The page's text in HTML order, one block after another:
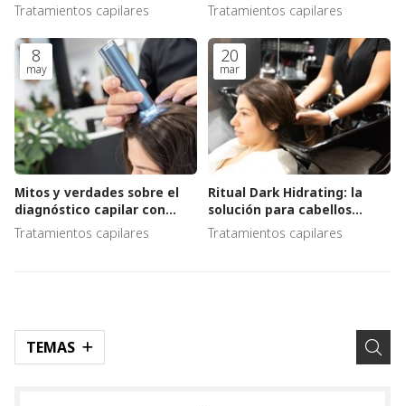
TEMAS
Tratamientos capilares Tratamientos capilares
8
may
Mitos y verdades sobre el
diagnóstico capilar con
microcámara
Tratamientos capilares
20
mar
Ritual Dark Hidrating: la
solución para cabellos
secos y con problemas de
psoriasis y caspa
Tratamientos capilares